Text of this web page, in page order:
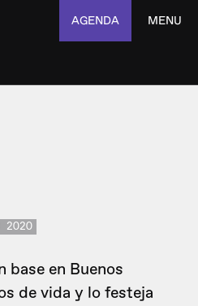
AGENDA MENU
2020
base en Buenos
de vida y lo festeja